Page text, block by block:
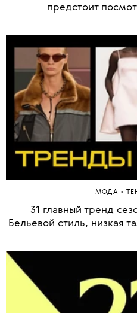
предстоит
МОДА •
31 главный тренд
Бельевой стиль, низкая